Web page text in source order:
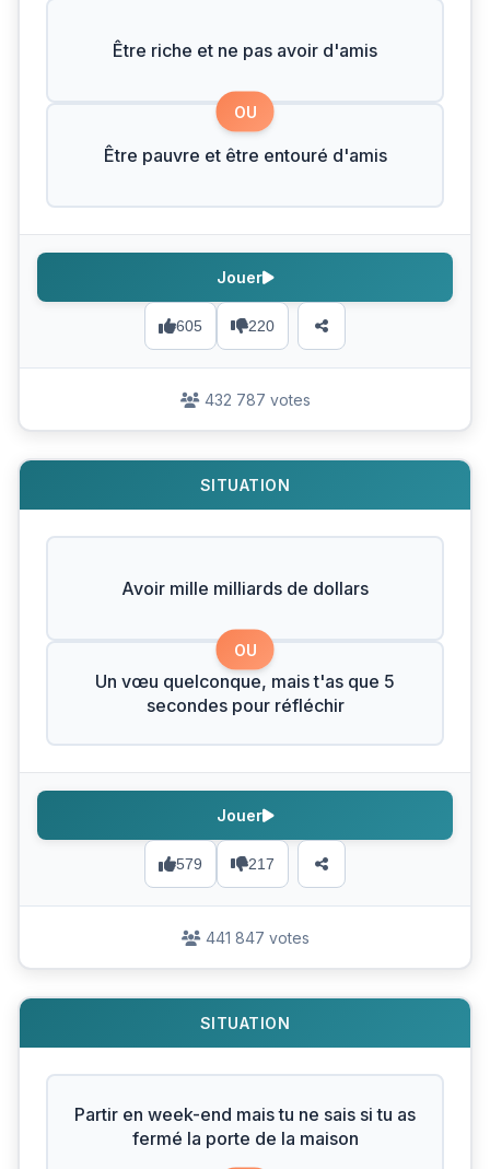
Être riche et ne pas avoir d'amis
OU
Être pauvre et être entouré d'amis
605 220
Jouer
432 787 votes
SITUATION
Avoir mille milliards de dollars
OU
Un vœu quelconque, mais t'as que 5
secondes pour réfléchir
579 217
Jouer
441 847 votes
SITUATION
Partir en week-end mais tu ne sais si tu as
fermé la porte de la maison